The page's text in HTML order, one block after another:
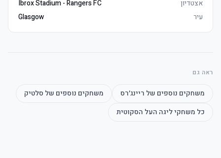
אצטדיון
Ibrox Stadium - Rangers FC
עיר
Glasgow
ראה גם
משחקים נוספים של ריינג׳רס משחקים נוספים של סלטיק
כל משחקיליגה העל הסקוטית